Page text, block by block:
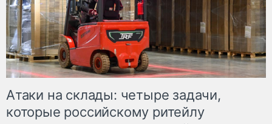
Атаки на склады: четыре задачи,
которые российскому ритейлу